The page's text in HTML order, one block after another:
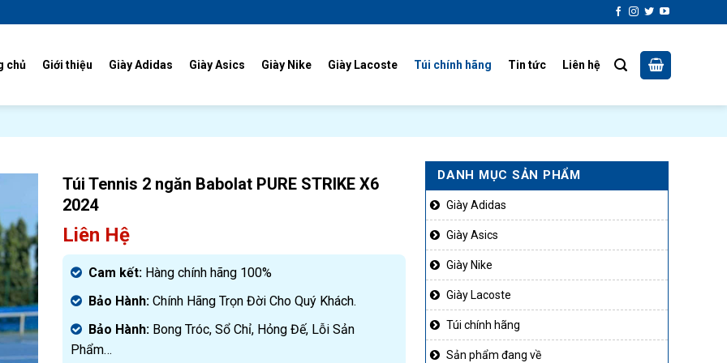
chủ Giới thiệu Giày Adidas Giày Asics Giày Nike Giày Lacoste Túi chính hãng Tin tức Liên hệ
DANH MỤC SẢN PHẨM
Giày Adidas
Giày Asics
Giày Nike
Giày Lacoste
Túi chính hãng
Sản phẩm đang về
Túi Tennis 2 ngăn Babolat PURE STRIKE X6
2024
Liên Hệ
Cam kết: Hàng chính hãng 100%
Bảo Hành: Chính Hãng Trọn Đời Cho Quý Khách.
Bảo Hành: Bong Tróc, Sổ Chỉ, Hỏng Đế, Lỗi Sản
Phẩm…